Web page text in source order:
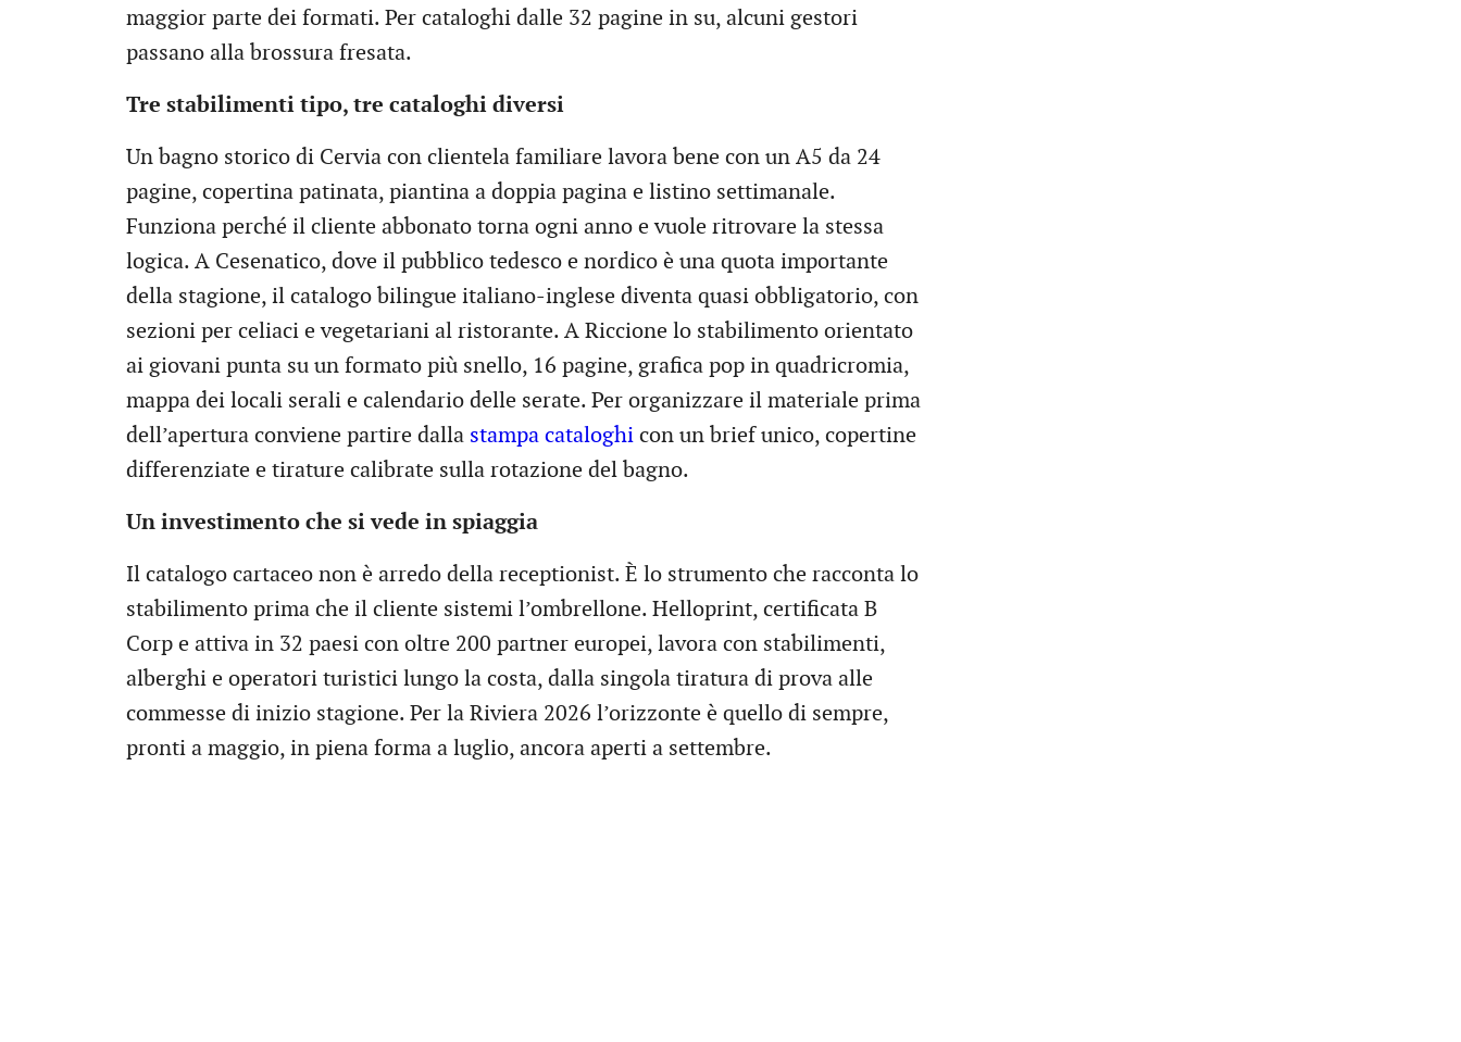
maggior parte dei formati. Per cataloghi dalle 32 pagine in su, alcuni gestori
passano alla brossura fresata.
Tre stabilimenti tipo, tre cataloghi diversi
Un bagno storico di Cervia con clientela familiare lavora bene con un A5 da 24
pagine, copertina patinata, piantina a doppia pagina e listino settimanale.
Funziona perché il cliente abbonato torna ogni anno e vuole ritrovare la stessa
logica. A Cesenatico, dove il pubblico tedesco e nordico è una quota importante
della stagione, il catalogo bilingue italiano-inglese diventa quasi obbligatorio, con
sezioni per celiaci e vegetariani al ristorante. A Riccione lo stabilimento orientato
ai giovani punta su un formato più snello, 16 pagine, grafica pop in quadricromia,
mappa dei locali serali e calendario delle serate. Per organizzare il materiale prima
dell’apertura conviene partire dalla stampa cataloghi con un brief unico, copertine
differenziate e tirature calibrate sulla rotazione del bagno.
Un investimento che si vede in spiaggia
Il catalogo cartaceo non è arredo della receptionist. È lo strumento che racconta lo
stabilimento prima che il cliente sistemi l’ombrellone. Helloprint, certificata B
Corp e attiva in 32 paesi con oltre 200 partner europei, lavora con stabilimenti,
alberghi e operatori turistici lungo la costa, dalla singola tiratura di prova alle
commesse di inizio stagione. Per la Riviera 2026 l’orizzonte è quello di sempre,
pronti a maggio, in piena forma a luglio, ancora aperti a settembre.